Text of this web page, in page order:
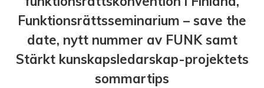
Funktionsrättsseminarium – save the
date, nytt nummer av FUNK samt
Stärkt kunskapsledarskap-projektets
sommartips